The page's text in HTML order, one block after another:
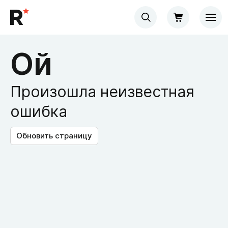
Ой
Произошла неизвестная
ошибка
Обновить страницу